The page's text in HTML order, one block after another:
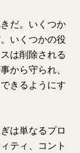
だ。いくつか
いくつかの役
は削除される
から守られ、
きるようにす
は単なるプロ
ティ、コント